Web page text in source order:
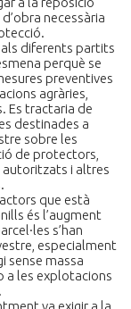
necessària
diferents partits
perquè se
preventives
agràries,
Es tractaria de
destinades a
sobre les
de protectors,
autoritzats i altres
que està
és l’augment
s’han
especialment
sense massa
a les explotacions
va exigir a la